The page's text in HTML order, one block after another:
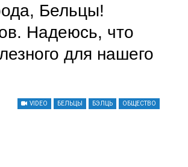
Бельцы!
Надеюсь, что
для нашего
VIDEO БЕЛЬЦЫ БЭЛЦЬ ОБЩЕСТВО